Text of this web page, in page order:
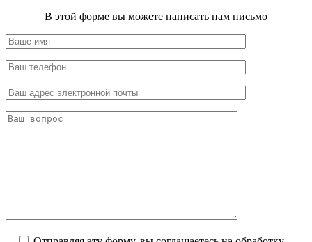
В этой форме вы можете написать нам письмо